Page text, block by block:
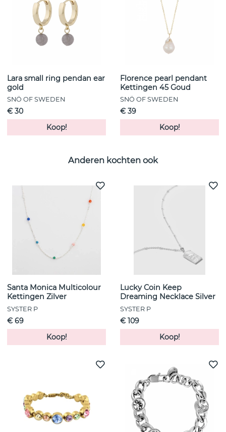
Lara small ring pendan ear
gold
SNÖ OF SWEDEN
€ 30
Koop!
Florence pearl pendant
Kettingen 45 Goud
SNÖ OF SWEDEN
€ 39
Koop!
Anderen kochten ook
Santa Monica Multicolour
Kettingen Zilver
SYSTER P
€ 69
Koop!
Lucky Coin Keep
Dreaming Necklace Silver
SYSTER P
€ 109
Koop!